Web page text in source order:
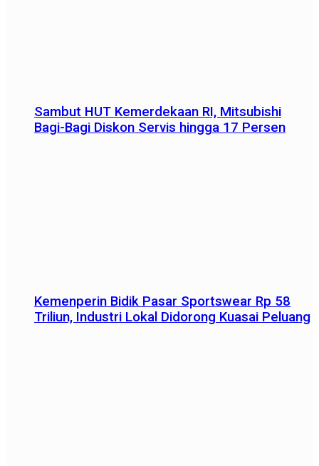
Sambut HUT Kemerdekaan RI, Mitsubishi
Bagi-Bagi Diskon Servis hingga 17 Persen
Kemenperin Bidik Pasar Sportswear Rp 58
Triliun, Industri Lokal Didorong Kuasai Peluang